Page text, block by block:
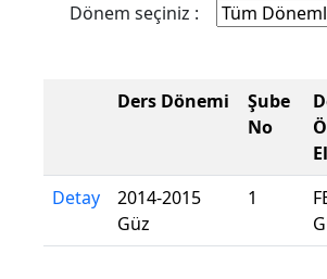
Dönem seçiniz :
Ders Dönemi
Şube
No
Detay
2014-2015
Güz
1